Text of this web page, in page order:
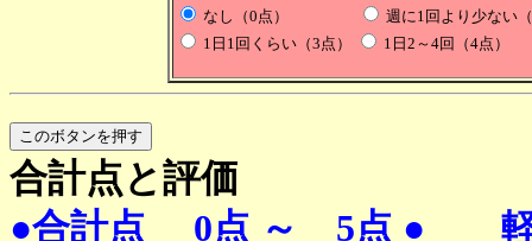
なし（0点）
週に1回より少な
1日1回くらい（3点）
1日2～4回（
合計点と評価
●合計点 0点 ～ 5点 ●